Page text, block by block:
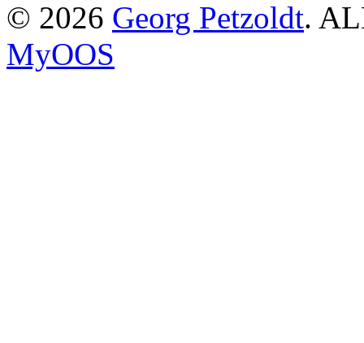
© 2026 Georg Petzoldt.
MyOOS